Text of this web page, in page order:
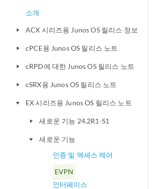
소개
play_arrow ACX 시리즈용 Junos OS 릴리스 정보
play_arrow cPCE용 Junos OS 릴리스 노트
play_arrow cRPD에 대한 Junos OS 릴리스 노트
play_arrow cSRX용 Junos OS 릴리스 노트
play_arrow EX 시리즈용 Junos OS 릴리스 노트
play_arrow 새로운 기능 24.2R1-S1
play_arrow
새로운 기능
인증 및 액세스 제어
EVPN
인터페이스